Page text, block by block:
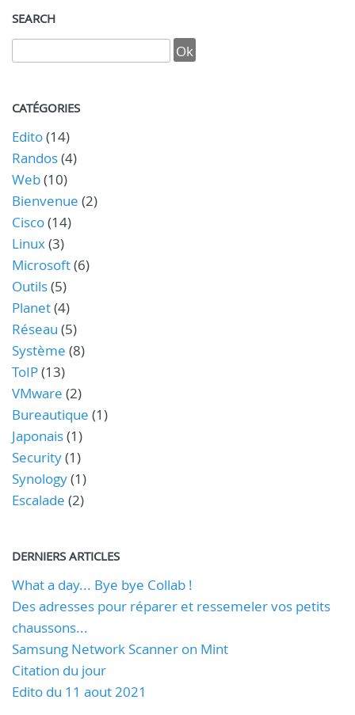
SEARCH
CATÉGORIES
Edito(14)
Randos(4)
Web(10)
Bienvenue (2)
Cisco(14)
Linux(3)
Microsoft(6)
Outils(5)
Planet(4)
Réseau (5)
Système (8)
ToIP(13)
VMware (2)
Bureautique (1)
Japonais(1)
Security(1)
Synology(1)
Escalade (2)
DERNIERS ARTICLES
What a day... Bye bye Collab !
Des adresses pour réparer et ressemeler vos petits
chaussons...
Samsung Network Scanner on Mint
Citation du jour
Edito du 11 aout 2021